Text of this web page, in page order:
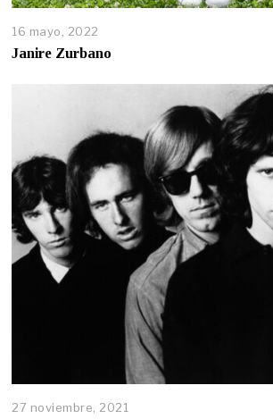
16 mayo, 2022
Janire Zurbano
27 noviembre, 2021